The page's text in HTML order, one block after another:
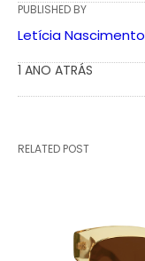
PUBLISHED BY
Letícia Nascimento
1 ANO ATRÁS
RELATED POST